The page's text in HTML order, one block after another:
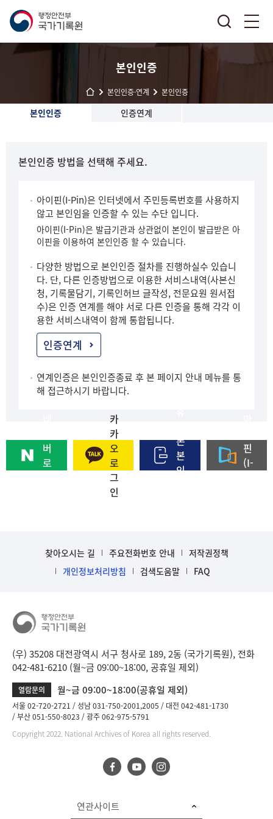
본인인증
본인인증·연계 본인인증
본인인증 인증연계
본인인증 방법을 선택해 주세요.
아이핀(I-Pin)은 인터넷에서 주민등록번호를 사용하지
않고 본인임을 인증할 수 있는 수단 입니다.
아이핀(I-Pin)은 발급기관과 상관없이 본인이 발급받은 아
이핀을 이용하여 본인인증 할 수 있습니다.
다양한 방법으로 본인인증 절차를 진행하실수 있습니
다. 단, 다른 인증방법으로 이용한 서비스내역(사본신
청, 기록물담기, 기록인허브 글작성, 전문요원 원서접
수)은 인증 연계를 해야 서로 다른 인증을 통해 각각 이
용한 서비스내역이 함께 통합됩니다.
인증연계
연계인증은 본인인증종료 후 본 페이지 안내 메뉴를 통
해 접근하시기 바랍니다.
버
로
카
카
오
로
그
인
폰
본
인
핀
(I-
찾아오시는 길 주요전화번호 안내
저작권정책
개인정보처리방침
검색도움말 FAQ
(우) 35208 대전광역시 서구 청사로 189, 2동 (국가기록원), 전화
042-481-6210 (월~금 09:00~18:00, 공휴일 제외)
열람문의 월~금 09:00~18:00(공휴일 제외)
서울 02-720-2721 성남 031-750-2001,2005
대전 042-481-1730
부산 051-550-8023
광주 062-975-5791
Copyright 2022. National Archives of Korea all rights reserved.
연관사이트